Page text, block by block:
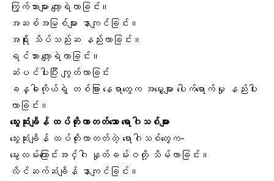
ကြွက်သားများ လျော့ရဲလာခြင်း။
အဆစ်အမြစ်များ နာကျင်ခြင်း။
အရိုး သိပ်သည်းဆ နည်းလာခြင်း။
ရင်သား လျော့ရဲလာခြင်း။
ဆံပင်ပါးပြီး ကျွတ်လာခြင်း
ခန္ဓါကိုယ်ရဲ့ တစ်ခြား နေရာတွေက အမွှေးများ ပေါက်ရောက်မှု နည်းပါး
လာခြင်း။
သွေးဆုံးချိန် ထပ်တိုးလာတတ်သော ရောဂါသစ်များ
သွေးဆုံးချိန် ထပ်တိုးလာတတ်တဲ့ ရောဂါသစ်တွေက-
မွေးလမ်းကြောင်းအင်္ဂါ နှုတ်ခမ်းဝတို့ သိမ်လာခြင်း။
လိင်ဆက်ဆံချိန် နာကျင်ခြင်း။